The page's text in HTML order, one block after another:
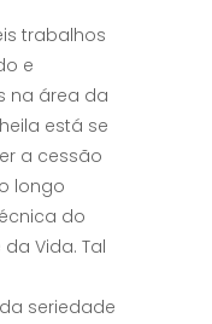
trabalhos
e
na área da
está se
a cessão
longo
do
da Vida. Tal
seriedade